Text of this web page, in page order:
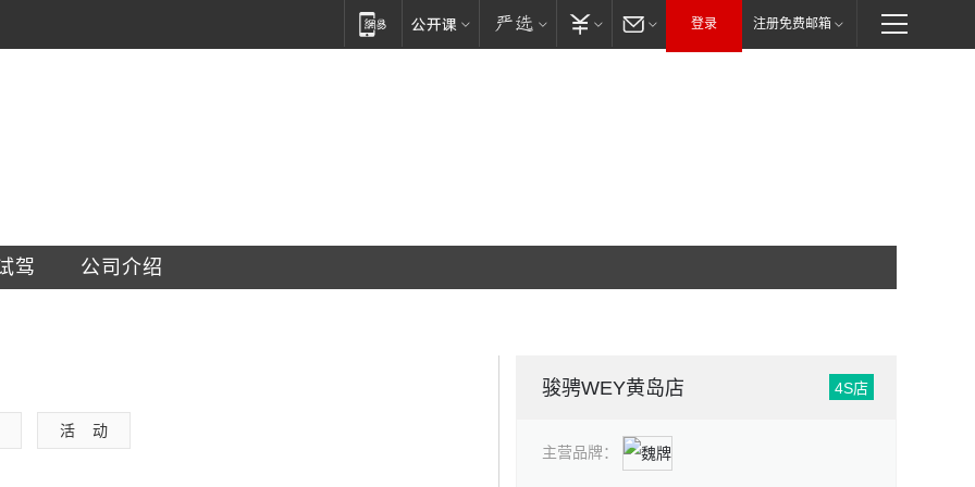
登录 注册免费邮箱
驾 公司介绍
活    动
骏骋WEY黄岛店 4S店
主营品牌：